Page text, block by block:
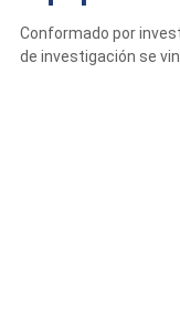
Conformado por
de investigación se